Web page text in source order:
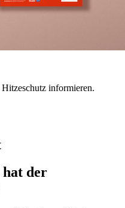
informieren.
hat der